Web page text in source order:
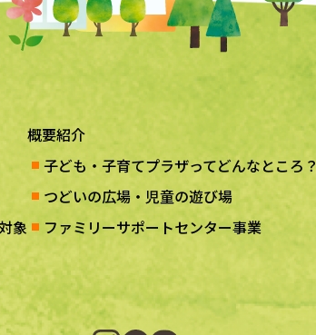
象
概要紹介
子ども・子育てプラザってどんなところ？
つどいの広場・児童の遊び場
ファミリーサポートセンター事業